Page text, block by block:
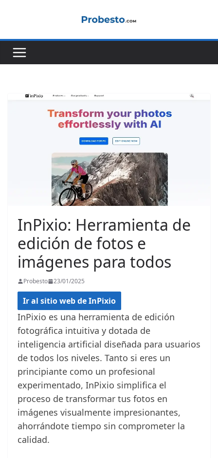
InPixio: Herramienta de
edición de fotos e
imágenes para todos
Probesto 23/01/2025
Ir al sitio web de InPixio
InPixio es una herramienta de edición
fotográfica intuitiva y dotada de
inteligencia artificial diseñada para usuarios
de todos los niveles. Tanto si eres un
principiante como un profesional
experimentado, InPixio simplifica el
proceso de transformar tus fotos en
imágenes visualmente impresionantes,
ahorrándote tiempo sin comprometer la
calidad.